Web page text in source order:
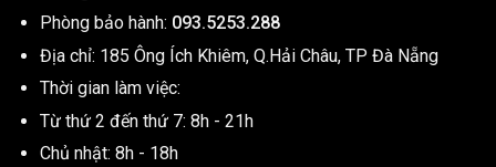
Phòng bảo hành: 093.5253.288
Địa chỉ: 185 Ông Ích Khiêm, Q.Hải Châu, TP Đà Nẵng
Thời gian làm việc:
Từ thứ 2 đến thứ 7: 8h - 21h
Chủ nhật: 8h - 18h